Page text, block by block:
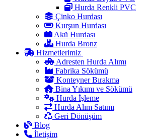
Hurda Renkli PVC
Çinko Hurdası
Kurşun Hurdası
Akü Hurdası
Hurda Bronz
Hizmetlerimiz
Adresten Hurda Alımı
Fabrika Sökümü
Konteyner Bırakma
Bina Yıkımı ve Sökümü
Hurda İşleme
Hurda Alım Satımı
Geri Dönüşüm
Blog
İletişim